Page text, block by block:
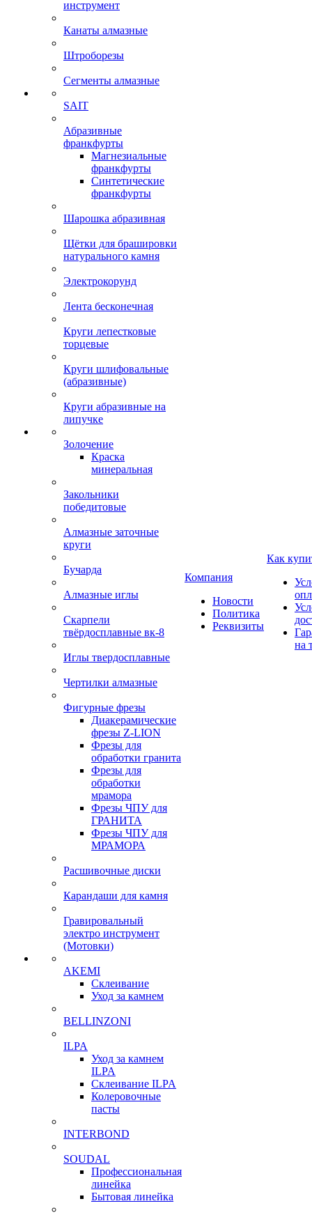
инструмент
Канаты алмазные
Штроборезы
Сегменты алмазные
SAIT
Абразивные
франкфурты
Магнезиальные
франкфурты
Синтетические
франкфурты
Шарошка абразивная
Щётки для брашировки
натурального камня
Электрокорунд
Лента бесконечная
Круги лепестковые
торцевые
Круги шлифовальные
(абразивные)
Круги абразивные на
липучке
Золочение
Краска
минеральная
Закольники
победитовые
Алмазные заточные
круги
Бучарда
Алмазные иглы
Скарпели
твёрдосплавные вк-8
Иглы твердосплавные
Чертилки алмазные
Фигурные фрезы
Диакерамические
фрезы Z-LION
Фрезы для
обработки гранита
Фрезы для
обработки
мрамора
Фрезы ЧПУ для
ГРАНИТА
Фрезы ЧПУ для
МРАМОРА
Расшивочные диски
Карандаши для камня
Гравировальный
электро инструмент
(Мотовки)
AKEMI
Склеивание
Уход за камнем
BELLINZONI
ILPA
Уход за камнем
ILPA
Склеивание ILPA
Колеровочные
пасты
INTERBOND
SOUDAL
Профессиональная
линейка
Бытовая линейка
Компания
Новости
Политика
Реквизиты
Как
на